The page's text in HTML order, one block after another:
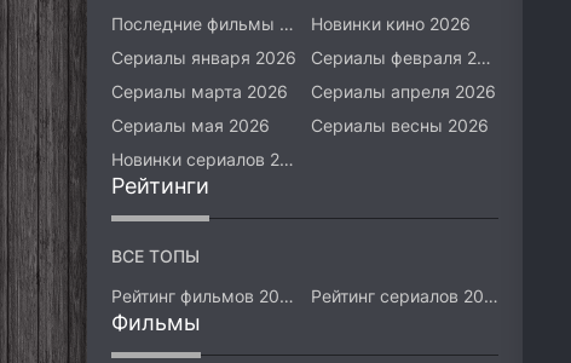
Последние фильмы 2026
Новинки кино 2026
Сериалы января 2026
Сериалы февраля 2026
Сериалы марта 2026
Сериалы апреля 2026
Сериалы мая 2026
Сериалы весны 2026
Новинки сериалов 2026
Рейтинги
ВСЕ ТОПЫ
Рейтинг фильмов 2026
Рейтинг сериалов 2026
Фильмы